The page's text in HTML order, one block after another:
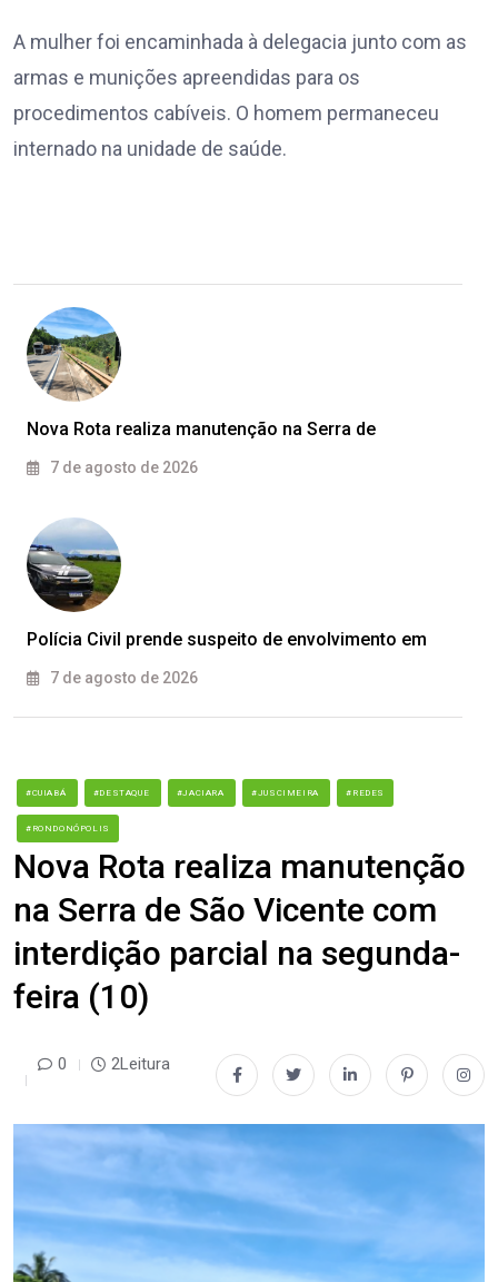
A mulher foi encaminhada à delegacia junto com as
armas e munições apreendidas para os
procedimentos cabíveis. O homem permaneceu
internado na unidade de saúde.
Nova Rota realiza manutenção na Serra de
7 de agosto de 2026
Polícia Civil prende suspeito de envolvimento em
7 de agosto de 2026
#CUIABÁ #DESTAQUE #JACIARA #JUSCIMEIRA #REDES
#RONDONÓPOLIS
Nova Rota realiza manutenção
na Serra de São Vicente com
interdição parcial na segunda-
feira (10)
0 2Leitura